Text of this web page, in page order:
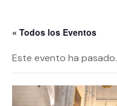
« Todos los Eventos
Este evento ha pasado.